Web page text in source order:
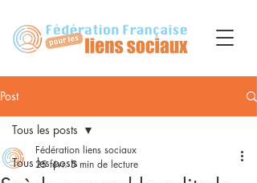
Post
Tous les posts
Tous les posts
Fédération liens sociaux
25 févr. 5 min de lecture